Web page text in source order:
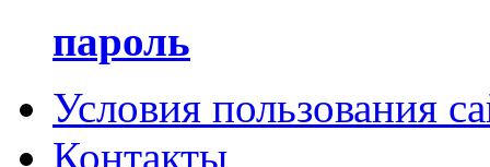
пароль
Условия пользования
Контакты